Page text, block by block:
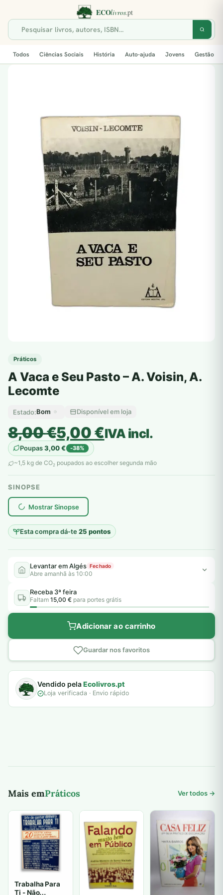
Todos Ciências Sociais História Auto-ajuda Jovens Gestão
Práticos
A Vaca e Seu Pasto – A. Voisin, A.
Lecomte
Estado:Bom Disponível em loja
8,00€
O
preço
original
era:
8,00 €.
5,00€
O
preço
atual
é:
5,00 €.
IVA incl.
Poupas3,00€ -38%
~1,5 kg de CO2 poupados ao escolher segunda mão
SINOPSE
Mostrar Sinopse
Esta compra dá-te25 pontos
plantar árvores reais
Levantar em Algés Fechado
Abre amanhã às 10:00
Receba 3ª feira
Faltam 15,00 € para portes grátis
Adicionar ao carrinho
Guardar nos favoritos
Vendido pelaEcolivros.pt
Loja verificada · Envio rápido
Mais emPráticos Ver todos →
Trabalha Para
Ti - Não